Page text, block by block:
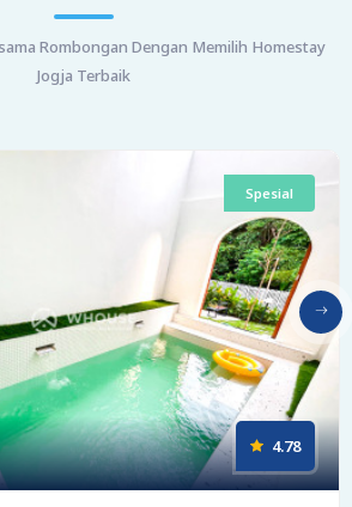
Rombongan Dengan Memilih Homestay
Jogja Terbaik
Spesial
4.78